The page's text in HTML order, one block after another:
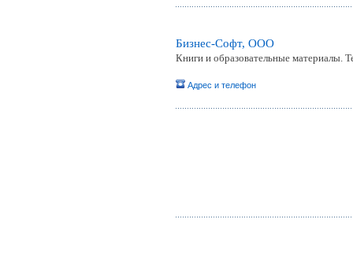
Бизнес-Софт, ООО
Книги и образовательные материалы.
Адрес и телефон